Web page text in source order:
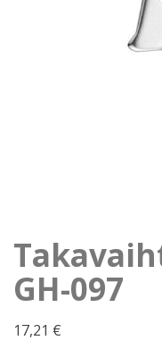
GH-097
17,21 €